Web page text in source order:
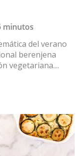
minutos
del verano
berenjena
vegetariana....